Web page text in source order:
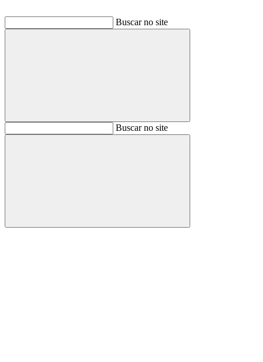
Buscar no site
BuscarBuscar no site
Buscar